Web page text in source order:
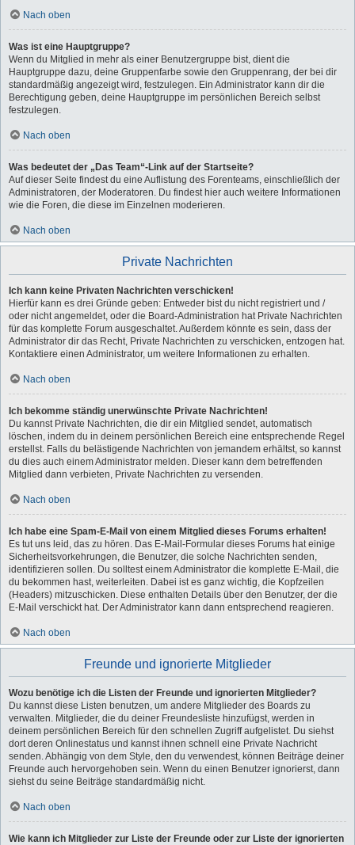
Nach oben
Was ist eine Hauptgruppe?
Wenn du Mitglied in mehr als einer Benutzergruppe bist, dient die
Hauptgruppe dazu, deine Gruppenfarbe sowie den Gruppenrang, der bei dir
standardmäßig angezeigt wird, festzulegen. Ein Administrator kann dir die
Berechtigung geben, deine Hauptgruppe im persönlichen Bereich selbst
festzulegen.
Nach oben
Was bedeutet der „Das Team“-Link auf der Startseite?
Auf dieser Seite findest du eine Auflistung des Forenteams, einschließlich der
Administratoren, der Moderatoren. Du findest hier auch weitere Informationen
wie die Foren, die diese im Einzelnen moderieren.
Nach oben
Private Nachrichten
Ich kann keine Privaten Nachrichten verschicken!
Hierfür kann es drei Gründe geben: Entweder bist du nicht registriert und /
oder nicht angemeldet, oder die Board-Administration hat Private Nachrichten
für das komplette Forum ausgeschaltet. Außerdem könnte es sein, dass der
Administrator dir das Recht, Private Nachrichten zu verschicken, entzogen hat.
Kontaktiere einen Administrator, um weitere Informationen zu erhalten.
Nach oben
Ich bekomme ständig unerwünschte Private Nachrichten!
Du kannst Private Nachrichten, die dir ein Mitglied sendet, automatisch
löschen, indem du in deinem persönlichen Bereich eine entsprechende Regel
erstellst. Falls du belästigende Nachrichten von jemandem erhältst, so kannst
du dies auch einem Administrator melden. Dieser kann dem betreffenden
Mitglied dann verbieten, Private Nachrichten zu versenden.
Nach oben
Ich habe eine Spam-E-Mail von einem Mitglied dieses Forums erhalten!
Es tut uns leid, das zu hören. Das E-Mail-Formular dieses Forums hat einige
Sicherheitsvorkehrungen, die Benutzer, die solche Nachrichten senden,
identifizieren sollen. Du solltest einem Administrator die komplette E-Mail, die
du bekommen hast, weiterleiten. Dabei ist es ganz wichtig, die Kopfzeilen
(Headers) mitzuschicken. Diese enthalten Details über den Benutzer, der die
E-Mail verschickt hat. Der Administrator kann dann entsprechend reagieren.
Nach oben
Freunde und ignorierte Mitglieder
Wozu benötige ich die Listen der Freunde und ignorierten Mitglieder?
Du kannst diese Listen benutzen, um andere Mitglieder des Boards zu
verwalten. Mitglieder, die du deiner Freundesliste hinzufügst, werden in
deinem persönlichen Bereich für den schnellen Zugriff aufgelistet. Du siehst
dort deren Onlinestatus und kannst ihnen schnell eine Private Nachricht
senden. Abhängig von dem Style, den du verwendest, können Beiträge deiner
Freunde auch hervorgehoben sein. Wenn du einen Benutzer ignorierst, dann
siehst du seine Beiträge standardmäßig nicht.
Nach oben
Wie kann ich Mitglieder zur Liste der Freunde oder zur Liste der ignorierten